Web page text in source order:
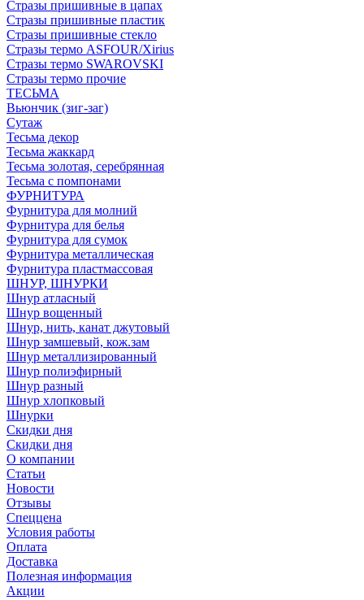
Стразы пришивные в цапах
Стразы пришивные пластик
Стразы пришивные стекло
Стразы термо ASFOUR/Xirius
Стразы термо SWAROVSKI
Стразы термо прочие
ТЕСЬМА
Вьюнчик (зиг-заг)
Сутаж
Тесьма декор
Тесьма жаккард
Тесьма золотая, серебрянная
Тесьма с помпонами
ФУРНИТУРА
Фурнитура для молний
Фурнитура для белья
Фурнитура для сумок
Фурнитура металлическая
Фурнитура пластмассовая
ШНУР, ШНУРКИ
Шнур атласный
Шнур вощенный
Шнур, нить, канат джутовый
Шнур замшевый, кож.зам
Шнур металлизированный
Шнур полиэфирный
Шнур разный
Шнур хлопковый
Шнурки
Скидки дня
Скидки дня
О компании
Статьи
Новости
Отзывы
Спеццена
Условия работы
Оплата
Доставка
Полезная информация
Акции